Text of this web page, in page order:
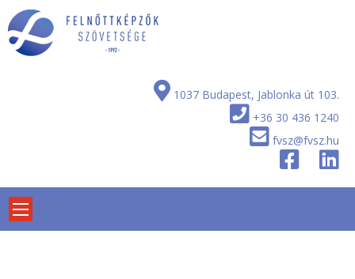
Skip
to
content
1037 Budapest, Jablonka út 103.
+36 30 436 1240
fvsz@fvsz.hu